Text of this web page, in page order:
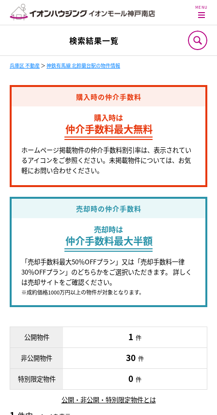
検索結果一覧
兵庫区 不動産 ＞ 神鉄有馬線 北鈴蘭台駅の物件情報
購入時の仲介手数料
購入時は
仲介手数料最大無料
ホームページ掲載物件の仲介手数料割引率は、表示されてい
るアイコンをご参照ください。未掲載物件については、お気
軽にお問い合わせください。
売却時の仲介手数料
売却時は
仲介手数料最大半額
「売却手数料最大50％OFFプラン」又は「売却手数料一律
30％OFFプラン」のどちらかをご選択いただきます。 詳しく
は売却サイトをご確認ください。
※成約価格1000万円以上の物件が対象となります。
公開物件 1 件
非公開物件 30 件
特別限定物件 0 件
公開・非公開・特別限定物件とは